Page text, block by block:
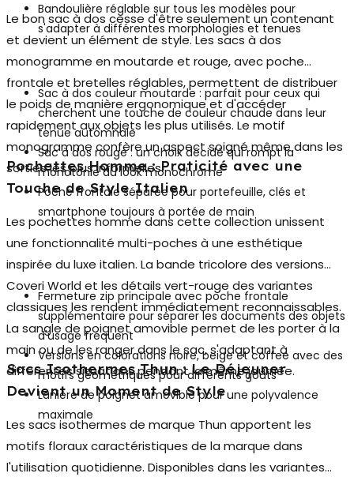
Bandoulière réglable sur tous les modèles pour
s'adapter à différentes morphologies et tenues
Le bon sac à dos cesse d'être seulement un contenant
et devient un élément de style. Les sacs à dos
monogramme en moutarde et rouge, avec poche
frontale et bretelles réglables, permettent de distribuer
le poids de manière ergonomique et d'accéder
rapidement aux objets les plus utilisés. Le motif
monogramme confère un aspect soigné même dans les
sorties les plus informelles.
Sac à dos couleur moutarde : parfait pour ceux qui
cherchent une touche de couleur chaude dans leur
tenue automnale
Sac à dos rouge : un choix décidé qui rompt la
monotonie du look monochrome
Poche frontale séparée pour portefeuille, clés et
smartphone toujours à portée de main
Pochettes Homme : Praticité avec une
Touche de Style Italien
Les pochettes homme dans cette collection unissent
une fonctionnalité multi-poches à une esthétique
inspirée du luxe italien. La bande tricolore des versions
Coveri World et les détails vert-rouge des variantes
classiques les rendent immédiatement reconnaissables.
La sangle de poignet amovible permet de les porter à la
main ou de les ranger dans le sac, s'adaptant à
différentes situations pendant la même journée.
Fermeture zip principale avec poche frontale
supplémentaire pour séparer les documents des objets
d'usage fréquent
Versions en colorations noire, beige et coffee avec des
motifs géométriques pour différents goûts
Lanière de poignet amovible pour une polyvalence
maximale
Sacs Isothermes Thun : Le Déjeuner
Devient un Moment de Style
Les sacs isothermes de marque Thun apportent les
motifs floraux caractéristiques de la marque dans
l'utilisation quotidienne. Disponibles dans les variantes